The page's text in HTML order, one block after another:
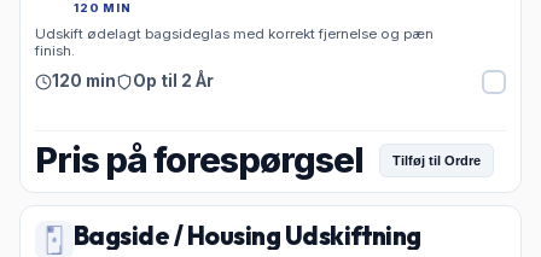
120 MIN
Udskift ødelagt bagsideglas med korrekt fjernelse og pæn
finish.
120 min Op til 2 År
Pris på forespørgsel Tilføj til Ordre
Bagside / Housing Udskiftning